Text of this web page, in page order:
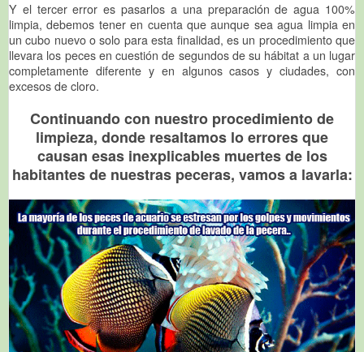
Y el tercer error es pasarlos a una preparación de agua 100%
limpia, debemos tener en cuenta que aunque sea agua limpia en
un cubo nuevo o solo para esta finalidad, es un procedimiento que
llevara los peces en cuestión de segundos de su hábitat a un lugar
completamente diferente y en algunos casos y ciudades, con
excesos de cloro.
Continuando con nuestro procedimiento de
limpieza, donde resaltamos lo errores que
causan esas inexplicables muertes de los
habitantes de nuestras peceras, vamos a lavarla: